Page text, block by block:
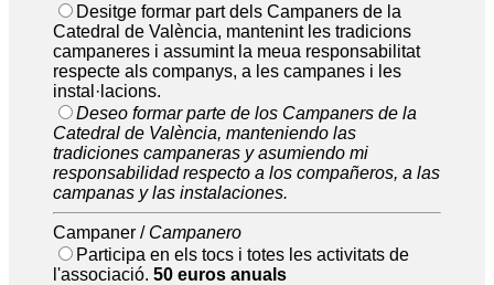
Desitge formar part dels Campaners de la
Catedral de València, mantenint les tradicions
campaneres i assumint la meua responsabilitat
respecte als companys, a les campanes i les
instal·lacions.
Deseo formar parte de los Campaners de la
Catedral de València, manteniendo las
tradiciones campaneras y asumiendo mi
responsabilidad respecto a los compañeros, a las
campanas y las instalaciones.
Campaner / Campanero
Participa en els tocs i totes les activitats de
l'associació. 50 euros anuals